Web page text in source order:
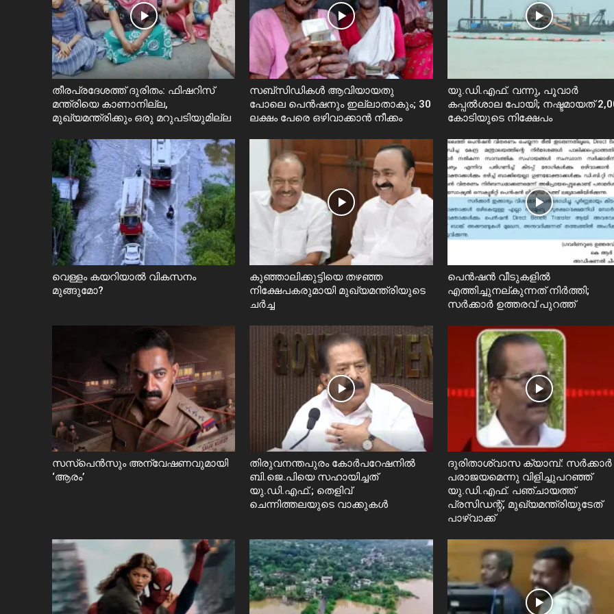
തീരപ്രദേശത്ത് ദുരിതം: ഫിഷറിസ്‌
മന്ത്രിയെ കാണാനില്ല,
മുഖ്യമന്ത്രിക്കും ഒരു മറുപടിയുമില്ല
സബ്സിഡികൾ ആവിയായതു
പോലെ പെൻഷനും ഇല്ലാതാകും; 30
ലക്ഷം പേരെ ഒഴിവാക്കാൻ നീക്കം
യു.ഡി.എഫ്. വന്നു, പൂവാർ
കപ്പൽശാല പോയി; നഷ്ടമായത്
കോടിയുടെ നിക്ഷേപം
വെള്ളം കയറിയാൽ വികസനം
മുങ്ങുമോ?
കുഞ്ഞാലിക്കുട്ടിയെ തഴഞ്ഞ
നിക്ഷേപകരുമായി മുഖ്യമന്ത്രിയുടെ
ചർച്ച
പെൻഷൻ വീടുകളിൽ
എത്തിച്ചുനല്കുന്നത് നിർത്തി;
സര്‍ക്കാർ ഉത്തരവ് പുറത്ത്
സസ്പെൻസും അന്വേഷണവുമായി
‘ആരം’
തിരുവനന്തപുരം കോർപറേഷനിൽ
ബി.ജെ.പിയെ സഹായിച്ചത്
യു.ഡി.എഫ്.; തെളിവ്
ചെന്നിത്തലയുടെ വാക്കുകൾ
ദുരിതാശ്വാസ ക്യാമ്പ്: സർക്കാർ
പരാജയമെന്നു വിളിച്ചുപറഞ്ഞ്
യു.ഡി.എഫ്. പഞ്ചായത്ത്
പ്രസിഡന്റ്, മുഖ്യമന്ത്രിയുടേത്
പാഴ്വാക്ക്